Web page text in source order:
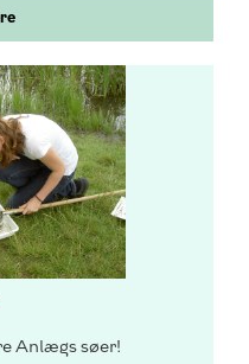
Anlægs søer!